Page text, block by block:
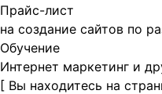
Прайс-лист
на создание сайтов по
Обучение
Интернет маркетинг и
[ Вы находитесь на